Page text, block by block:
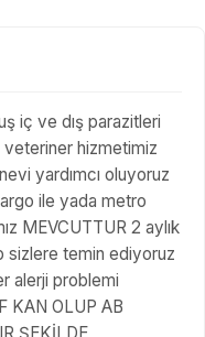
iç ve dış parazitleri
veteriner hizmetimiz
yardımcı oluyoruz
ile yada metro
MEVCUTTUR 2 aylık
sizlere temin ediyoruz
alerji problemi
KAN OLUP AB